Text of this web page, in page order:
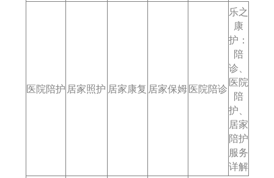
医院陪护 居家照护 居家康复 居家保姆医院陪诊
乐之
康
护：
陪
诊、
医院
陪
护、
居家
陪护
服务
详解